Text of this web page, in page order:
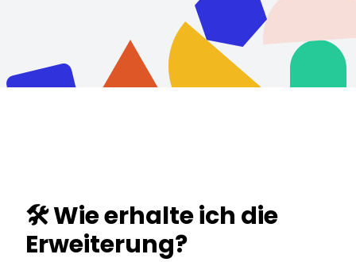
🛠️ Wie erhalte ich die
Erweiterung?